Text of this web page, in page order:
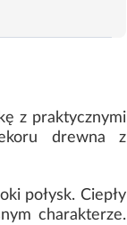
z praktycznymi
drewna z
połysk. Ciepły
charakterze.